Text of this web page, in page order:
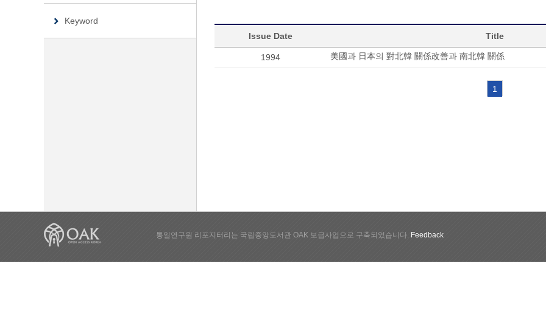
Keyword
Issue Date Title
1994 美國과 日本의 對北韓 關係改善과 南北韓 關係
1
통일연구원 리포지터리는 국립중앙도서관 OAK 보급사업으로 구축되었습니다. Feedback